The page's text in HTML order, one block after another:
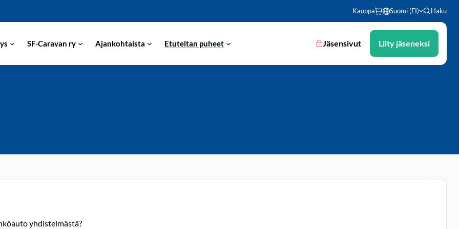
Kauppa Suomi (FI) Haku
SF-Caravan ry Ajankohtaista Etuteltan puheet Jäsensivut Liity jäseneksi
yhdistelmästä?